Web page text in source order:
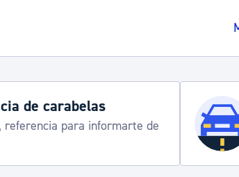
de carabelas
referencia para informarte de